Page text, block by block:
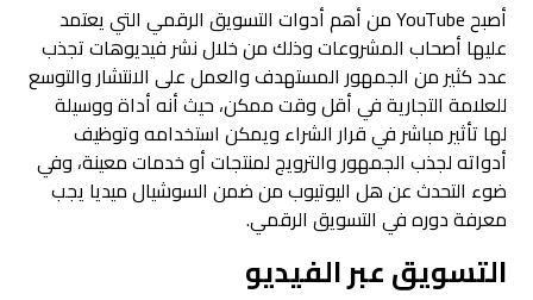
أصبح YouTube من أهم أدوات التسويق الرقمي التي يعتمد
عليها أصحاب المشروعات وذلك من خلال نشر فيديوهات تجذب
عدد كثير من الجمهور المستهدف والعمل على الانتشار والتوسع
للعلامة التجارية في أقل وقت ممكن، حيث أنه أداة ووسيلة
لها تأثير مباشر في قرار الشراء ويمكن استخدامه وتوظيف
أدواته لجذب الجمهور والترويج لمنتجات أو خدمات معينة، وفي
ضوء التحدث عن هل اليوتيوب من ضمن السوشيال ميديا يجب
معرفة دوره في التسويق الرقمي.
التسويق عبر الفيديو